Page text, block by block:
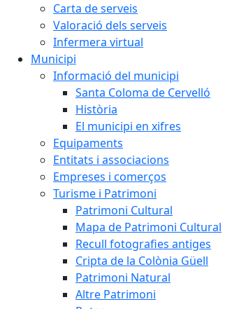
Carta de serveis
Valoració dels serveis
Infermera virtual
Municipi
Informació del municipi
Santa Coloma de Cervelló
Història
El municipi en xifres
Equipaments
Entitats i associacions
Empreses i comerços
Turisme i Patrimoni
Patrimoni Cultural
Mapa de Patrimoni Cultural
Recull fotografies antiges
Cripta de la Colònia Güell
Patrimoni Natural
Altre Patrimoni